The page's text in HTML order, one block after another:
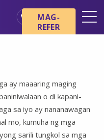
MAG-
REFER
ay maaaring maging
o di kapani-
sa iyo ay nananawagan
mo, kumuha ng mga
sarili tungkol sa mga